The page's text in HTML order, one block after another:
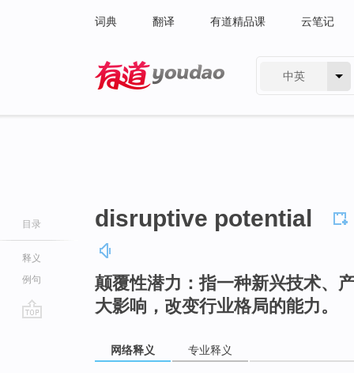
词典 翻译 有道精品课 云笔记
中英
目录
释义
例句
disruptive potential
颠覆性潜力：指一种新兴技术、
大影响，改变行业格局的能力。
网络释义 专业释义